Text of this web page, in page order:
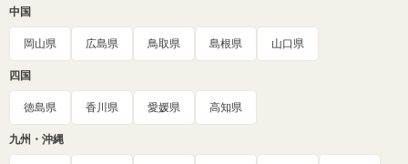
中国
岡山県 広島県 鳥取県 島根県 山口県
四国
徳島県 香川県 愛媛県 高知県
九州・沖縄